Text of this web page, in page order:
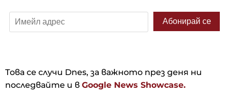
Това се случи Dnes, за важното през деня ни
последвайте и в Google News Showcase.